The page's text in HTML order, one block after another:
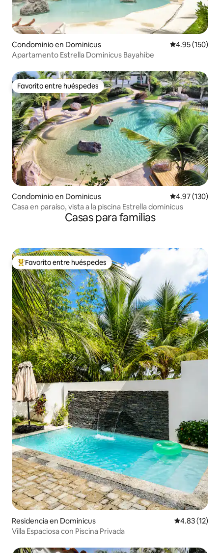
Condominio en Dominicus Calificación
4.95 (150)
Apartamento Estrella Dominicus Bayahibe
Favorito entre huéspedes
Favorito entre huéspedes
Condominio en Dominicus Calificación
4.97 (130)
Casa en paraíso, vista a la piscina Estrella dominicus
Casas para familias
De los mejores en Favorito entre huéspedes
Favorito entre huéspedes
Residencia en Dominicus Calificación
4.83 (12)
Villa Espaciosa con Piscina Privada